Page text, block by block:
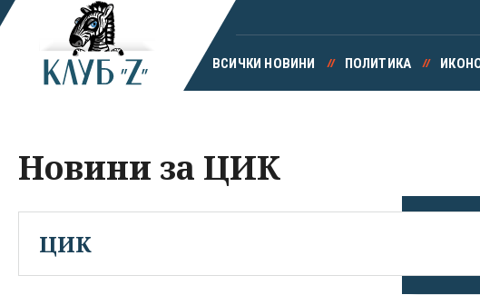
ВСИЧКИ НОВИНИ ПОЛИТИКА
Новини за ЦИК